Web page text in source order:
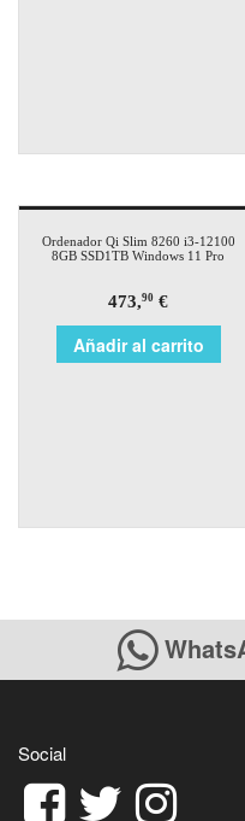
Ordenador Qi Slim 8260 i3-12100
8GB SSD1TB Windows 11 Pro
473,90 €
Añadir al carrito
Social